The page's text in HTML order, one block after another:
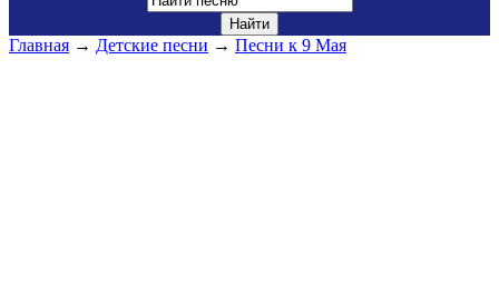
Главная → Детские песни → Песни к 9 Мая